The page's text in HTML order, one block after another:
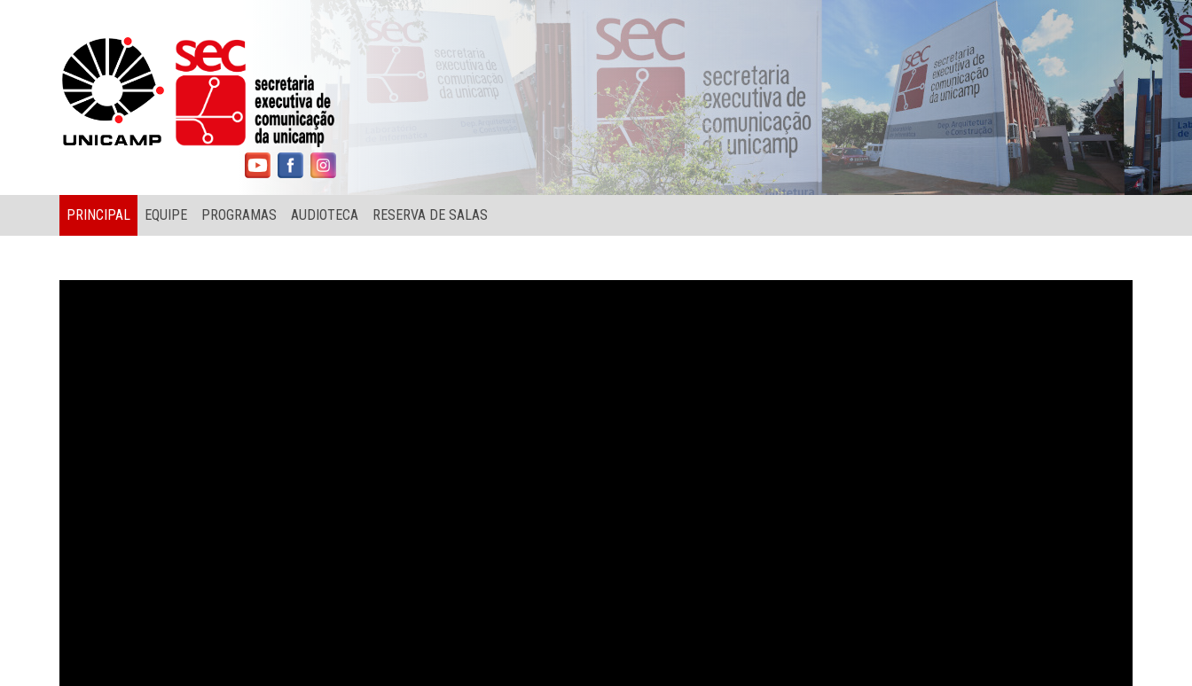
PRINCIPAL EQUIPE PROGRAMAS AUDIOTECA RESERVA DE SALAS